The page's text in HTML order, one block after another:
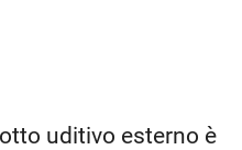
uditivo esterno è